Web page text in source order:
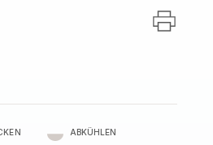
ABKÜHLEN